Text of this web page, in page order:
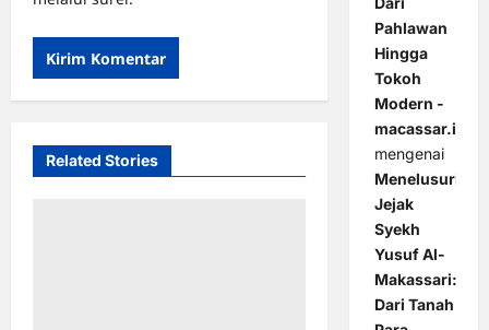
Related Stories
Pahlawan
Hingga
Tokoh
Modern -
macassar.id
mengenai
Menelusuri
Jejak
Syekh
Yusuf Al-
Makassari:
Dari Tanah